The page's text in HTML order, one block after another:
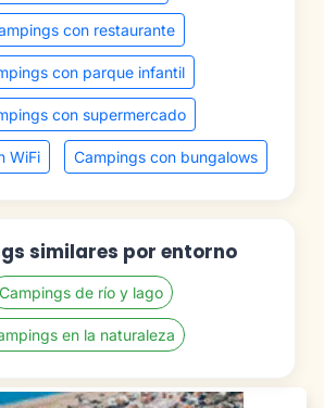
con restaurante
con parque infantil
con supermercado
WiFi Campings con bungalows
similares por entorno
Campings de río y lago
en la naturaleza